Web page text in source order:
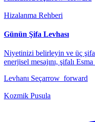
Hizalanma Rehberi
Günün Şifa Levhası
Niyetinizi belirleyin ve üç
enerjisel mesajını, şifalı
Levhanı Seçarrow_forward
Kozmik Pusula